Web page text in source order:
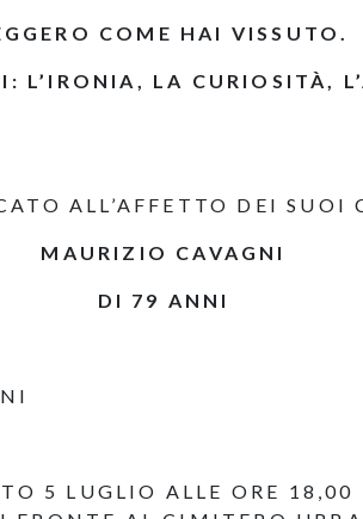
COME HAI VISSUTO.
L’IRONIA, LA CURIOSITÀ,
ALL’AFFETTO DEI SUOI
MAURIZIO CAVAGNI
DI 79 ANNI
5 LUGLIO ALLE ORE 18,00